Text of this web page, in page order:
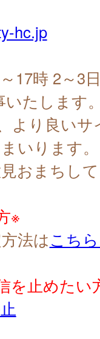
hc.jp
17時 2～3
いたします
より良いサ
いります。
おまちし
※
法はこち
を止めたい